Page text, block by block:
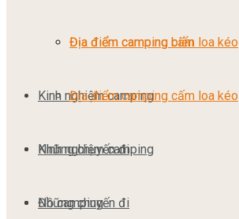
Địa điểm camping cấm loa kéo
Kinh nghiệm camping
Những chuyến đi
Đồ camping
Địa điểm camping biển
Địa điểm camping cấm loa kéo
Kinh nghiệm camping
Những chuyến đi